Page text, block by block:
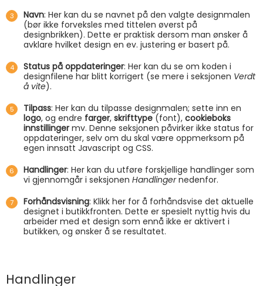
Navn: Her kan du se navnet på den valgte designmalen
(bør ikke forveksles med tittelen øverst på
designbrikken). Dette er praktisk dersom man ønsker å
avklare hvilket design en ev. justering er basert på.
Status på oppdateringer: Her kan du se om koden i
designfilene har blitt korrigert (se mere i seksjonen Verdt
å vite).
Tilpass: Her kan du tilpasse designmalen; sette inn en
logo, og endre farger, skrifttype (font), cookieboks
innstillinger mv. Denne seksjonen påvirker ikke status for
oppdateringer, selv om du skal være oppmerksom på
egen innsatt Javascript og CSS.
Handlinger: Her kan du utføre forskjellige handlinger som
vi gjennomgår i seksjonen Handlingernedenfor.
Forhåndsvisning: Klikk her for å forhåndsvise det aktuelle
designet i butikkfronten. Dette er spesielt nyttig hvis du
arbeider med et design som ennå ikke er aktivert i
butikken, og ønsker å se resultatet.
Handlinger